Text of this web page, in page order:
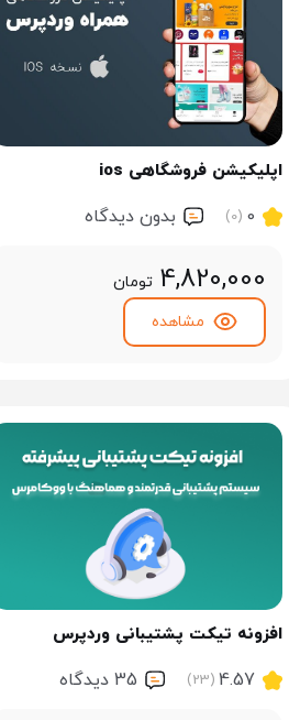
اپلیکیشن فروشگاهی ios
0
(0) بدون دیدگاه
4,820,000 تومان
مشاهده
افزونه تیکت پشتیبانی وردپرس
4.57
(23) 35 ديدگاه